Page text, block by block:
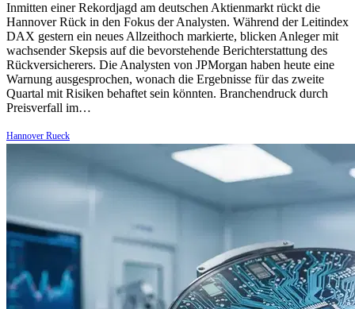
Inmitten einer Rekordjagd am deutschen Aktienmarkt rückt die
Hannover Rück in den Fokus der Analysten. Während der Leitindex
DAX gestern ein neues Allzeithoch markierte, blicken Anleger mit
wachsender Skepsis auf die bevorstehende Berichterstattung des
Rückversicherers. Die Analysten von JPMorgan haben heute eine
Warnung ausgesprochen, wonach die Ergebnisse für das zweite
Quartal mit Risiken behaftet sein könnten. Branchendruck durch
Preisverfall im…
Hannover Rueck